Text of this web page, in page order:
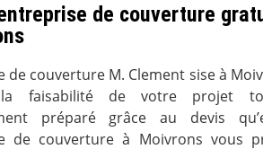
de couverture
de couverture M. Clement sise à
la faisabilité de votre projet
préparé grâce au devis
de couverture à Moivrons vous